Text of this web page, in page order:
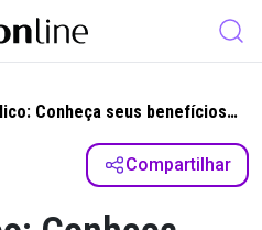
Conheça seus benefícios
Compartilhar